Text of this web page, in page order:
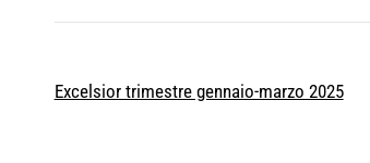
Excelsior trimestre gennaio-marzo 2025